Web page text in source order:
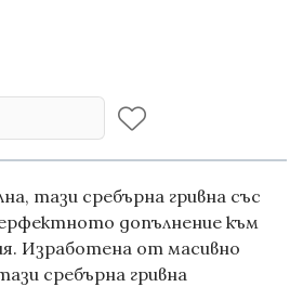
тази сребърна гривна със
допълнение към
Изработена от масивно
сребърна гривна